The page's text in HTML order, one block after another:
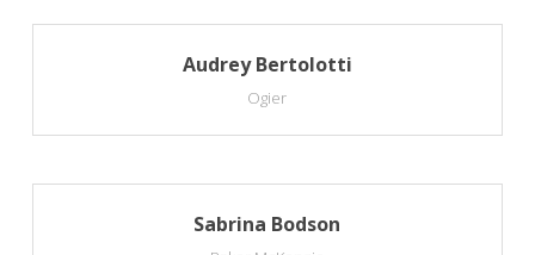
Audrey Bertolotti
Ogier
Sabrina Bodson